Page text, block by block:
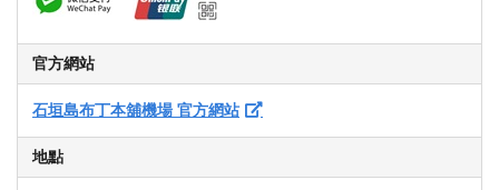
官方網站
石垣島布丁本舖機場 官方網站
地點